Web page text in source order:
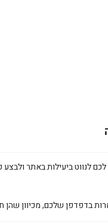
לנווט ביעילות באתר
בדפדפן שלכם, מכיוון